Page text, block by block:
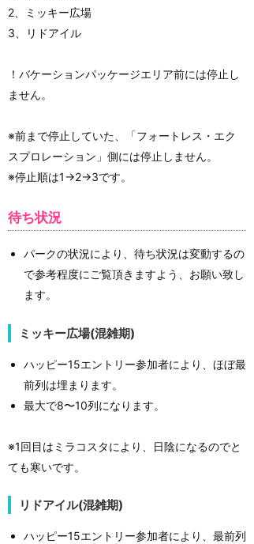
2、ミッキー広場
3、リドアイル
！バケーションパッケージエリア前には停止し
ません。
※前まで停止していた、「フォートレス・エク
スプロレーション」側には停止しません。
※停止順は1→2→3です。
待ち状況
パークの状況により、待ち状況は変動するの
で参考程度にご覧頂きますよう、お願い致し
ます。
ミッキー広場(混雑期)
ハッピー15エントリー参加者により、ほぼ最
前列は埋まります。
最大で8〜10列になります。
※1回目はミラコスタにより、日陰になるのでと
ても寒いです。
リドアイル(混雑期)
ハッピー15エントリー参加者により、最前列